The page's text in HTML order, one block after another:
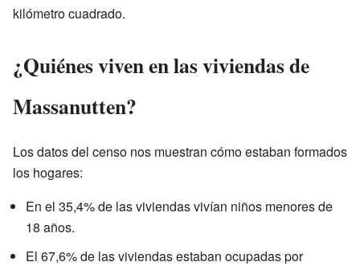
kilómetro cuadrado.
¿Quiénes viven en las viviendas de
Massanutten?
Los datos del censo nos muestran cómo estaban formados
los hogares:
En el 35,4% de las viviendas vivían niños menores de
18 años.
El 67,6% de las viviendas estaban ocupadas por